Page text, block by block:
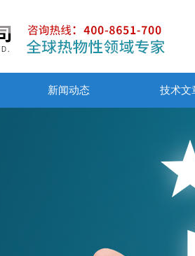
新闻动态 技术文